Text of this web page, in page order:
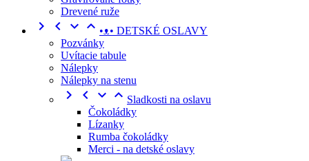
Drevené ruže
    •ᴥ• DETSKÉ OSLAVY
Pozvánky
Uvítacie tabule
Nálepky
Nálepky na stenu
    Sladkosti na oslavu
Čokoládky
Lízanky
Rumba čokoládky
Merci - na detské oslavy